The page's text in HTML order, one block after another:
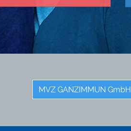
MVZ GANZIMMUN GmbH